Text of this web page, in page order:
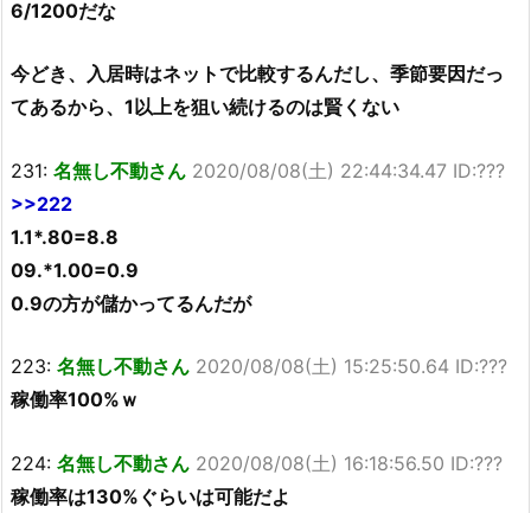
6/1200だな
今どき、入居時はネットで比較するんだし、季節要因だっ
てあるから、1以上を狙い続けるのは賢くない
231: 名無し不動さん 2020/08/08(土) 22:44:34.47 ID:???
>>222
1.1*.80=8.8
09.*1.00=0.9
0.9の方が儲かってるんだが
223: 名無し不動さん 2020/08/08(土) 15:25:50.64 ID:???
稼働率100%ｗ
224: 名無し不動さん 2020/08/08(土) 16:18:56.50 ID:???
稼働率は130%ぐらいは可能だよ